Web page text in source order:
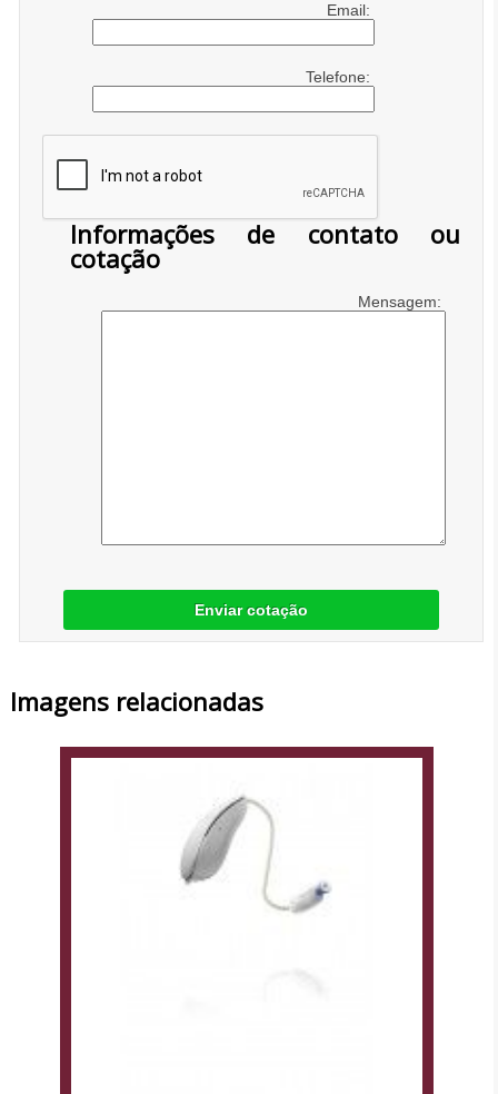
Email:
Telefone:
Informações de contato ou
cotação
Mensagem:
Enviar cotação
Imagens relacionadas